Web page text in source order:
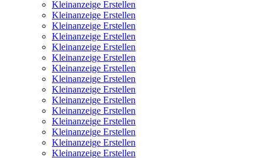
Kleinanzeige Erstellen
Kleinanzeige Erstellen
Kleinanzeige Erstellen
Kleinanzeige Erstellen
Kleinanzeige Erstellen
Kleinanzeige Erstellen
Kleinanzeige Erstellen
Kleinanzeige Erstellen
Kleinanzeige Erstellen
Kleinanzeige Erstellen
Kleinanzeige Erstellen
Kleinanzeige Erstellen
Kleinanzeige Erstellen
Kleinanzeige Erstellen
Kleinanzeige Erstellen